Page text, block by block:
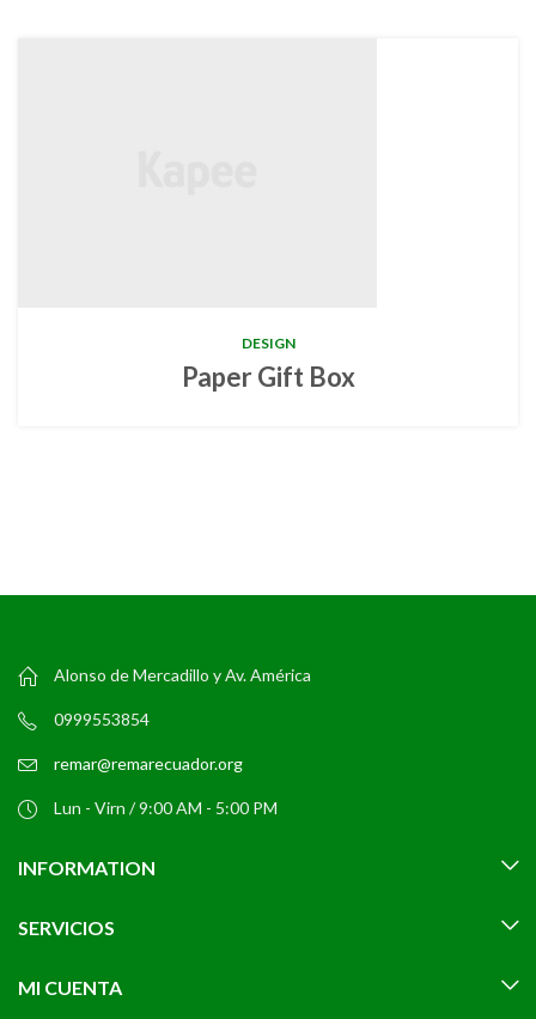
DESIGN
Paper Gift Box
Alonso de Mercadillo y Av. América
0999553854
remar@remarecuador.org
Lun - Virn / 9:00 AM - 5:00 PM
INFORMATION
SERVICIOS
MI CUENTA